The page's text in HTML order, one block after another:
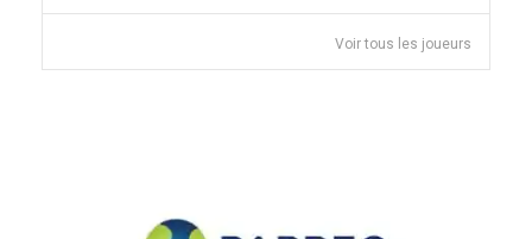
Voir tous les joueurs